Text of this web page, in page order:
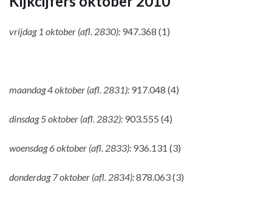
vrijdag 1 oktober (afl. 2830): 947.368 (1)
maandag 4 oktober (afl. 2831): 917.048 (4)
dinsdag 5 oktober (afl. 2832): 903.555 (4)
woensdag 6 oktober (afl. 2833): 936.131 (3)
donderdag 7 oktober (afl. 2834):878.063 (3)